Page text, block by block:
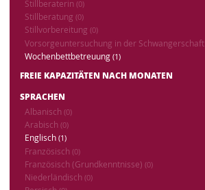
Stillberaterin (0)
Stillberatung (0)
Stillvorbereitung (0)
Vorsorgeuntersuchung in der Schwangerschaft
Wochenbettbetreuung (1)
FREIE KAPAZITÄTEN NACH MONATEN
SPRACHEN
Albanisch (0)
Arabisch (0)
Englisch (1)
Französisch (0)
Französisch (Grundkenntnisse) (0)
Niederländisch (0)